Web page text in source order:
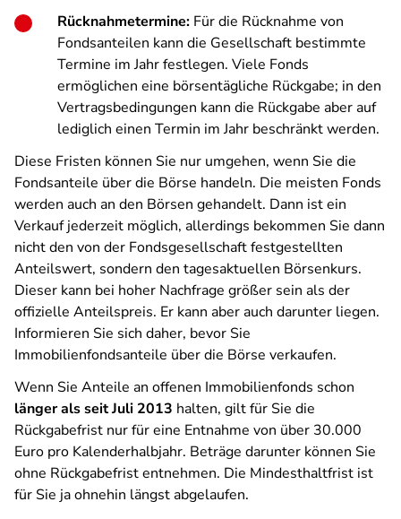
Rücknahmetermine: Für die Rücknahme von
Fondsanteilen kann die Gesellschaft bestimmte
Termine im Jahr festlegen. Viele Fonds
ermöglichen eine börsentägliche Rückgabe; in den
Vertragsbedingungen kann die Rückgabe aber auf
lediglich einen Termin im Jahr beschränkt werden.
Diese Fristen können Sie nur umgehen, wenn Sie die
Fondsanteile über die Börse handeln. Die meisten Fonds
werden auch an den Börsen gehandelt. Dann ist ein
Verkauf jederzeit möglich, allerdings bekommen Sie dann
nicht den von der Fondsgesellschaft festgestellten
Anteilswert, sondern den tagesaktuellen Börsenkurs.
Dieser kann bei hoher Nachfrage größer sein als der
offizielle Anteilspreis. Er kann aber auch darunter liegen.
Informieren Sie sich daher, bevor Sie
Immobilienfondsanteile über die Börse verkaufen.
Wenn Sie Anteile an offenen Immobilienfonds schon
länger als seit Juli 2013 halten, gilt für Sie die
Rückgabefrist nur für eine Entnahme von über 30.000
Euro pro Kalenderhalbjahr. Beträge darunter können Sie
ohne Rückgabefrist entnehmen. Die Mindesthaltfrist ist
für Sie ja ohnehin längst abgelaufen.